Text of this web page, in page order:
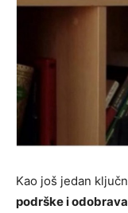
Kao još jedan
podrške i